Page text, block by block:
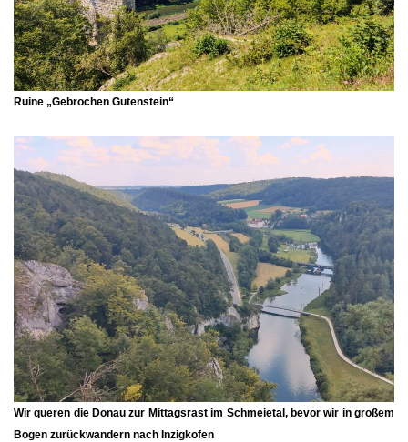
Ruine „Gebrochen Gutenstein“
Wir queren die Donau zur Mittagsrast im Schmeietal,bevor wir in großem
Bogen zurückwandern nach Inzigkofen